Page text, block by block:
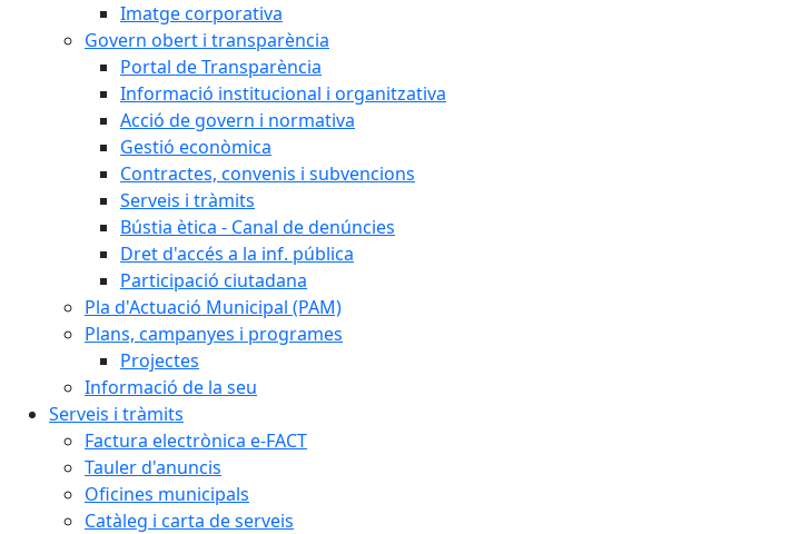
Imatge corporativa
Govern obert i transparència
Portal de Transparència
Informació institucional i organitzativa
Acció de govern i normativa
Gestió econòmica
Contractes, convenis i subvencions
Serveis i tràmits
Bústia ètica - Canal de denúncies
Dret d'accés a la inf. pública
Participació ciutadana
Pla d'Actuació Municipal (PAM)
Plans, campanyes i programes
Projectes
Informació de la seu
Serveis i tràmits
Factura electrònica e-FACT
Tauler d'anuncis
Oficines municipals
Catàleg i carta de serveis